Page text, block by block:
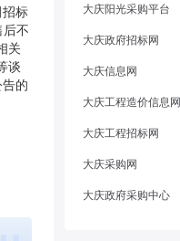
招标
后不
关
谈
的
大庆阳光采购平台
大庆政府招标网
大庆信息网
大庆工程造价信息网
大庆工程招标网
大庆采购网
大庆政府采购中心